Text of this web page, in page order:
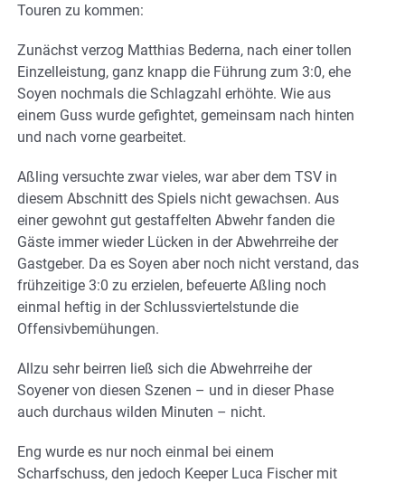
Touren zu kommen:
Zunächst verzog Matthias Bederna, nach einer tollen
Einzelleistung, ganz knapp die Führung zum 3:0, ehe
Soyen nochmals die Schlagzahl erhöhte. Wie aus
einem Guss wurde gefightet, gemeinsam nach hinten
und nach vorne gearbeitet.
Aßling versuchte zwar vieles, war aber dem TSV in
diesem Abschnitt des Spiels nicht gewachsen. Aus
einer gewohnt gut gestaffelten Abwehr fanden die
Gäste immer wieder Lücken in der Abwehrreihe der
Gastgeber. Da es Soyen aber noch nicht verstand, das
frühzeitige 3:0 zu erzielen, befeuerte Aßling noch
einmal heftig in der Schlussviertelstunde die
Offensivbemühungen.
Allzu sehr beirren ließ sich die Abwehrreihe der
Soyener von diesen Szenen – und in dieser Phase
auch durchaus wilden Minuten – nicht.
Eng wurde es nur noch einmal bei einem
Scharfschuss, den jedoch Keeper Luca Fischer mit